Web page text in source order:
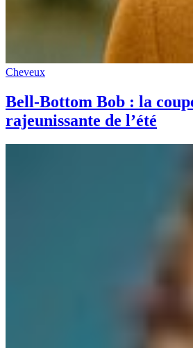
Cheveux
Bell-Bottom Bob : la
rajeunissante de l’été